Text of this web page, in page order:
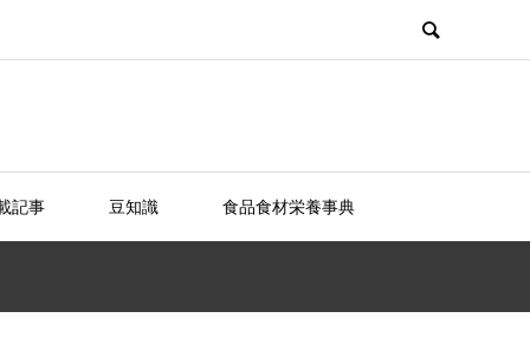
記事 豆知識 食品食材栄養事典